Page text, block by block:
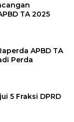
TA 2025
APBD TA
Perda
5 Fraksi DPRD